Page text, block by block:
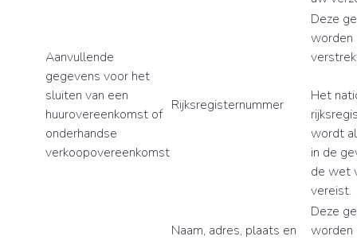
Aanvullende
gegevens voor het
sluiten van een
huurovereenkomst of
onderhandse
verkoopovereenkomst
Rijksregisternummer
Deze
worden
Het
wordt
in de
de wet
vereist.
Naam, adres, plaats en
Deze
worden